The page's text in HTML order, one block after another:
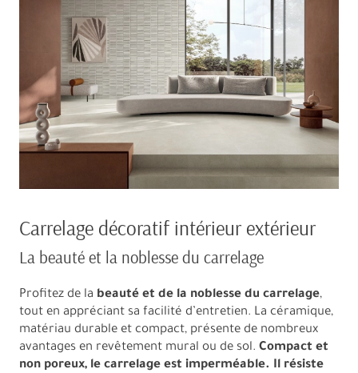
Carrelage décoratif intérieur extérieur
La beauté et la noblesse du carrelage
Profitez de la beauté et de la noblesse du carrelage,
tout en appréciant sa facilité d’entretien. La céramique,
matériau durable et compact, présente de nombreux
avantages en revêtement mural ou de sol. Compact et
non poreux, le carrelage est imperméable. Il résiste